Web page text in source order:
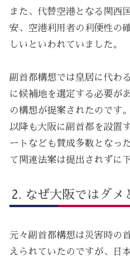
また、代替空港となる関西
安、空港利用者の利便性の
しいといわれていました。
副首都構想では皇居に代わ
に候補地を選定する必要が
の構想が提案されたのです。
以降も大阪に副首都を設置
ートなども賛成多数となっ
て関連法案は提出されずに
なぜ大阪ではダメ
元々副首都構想は災害時の
えられていたのですが、日